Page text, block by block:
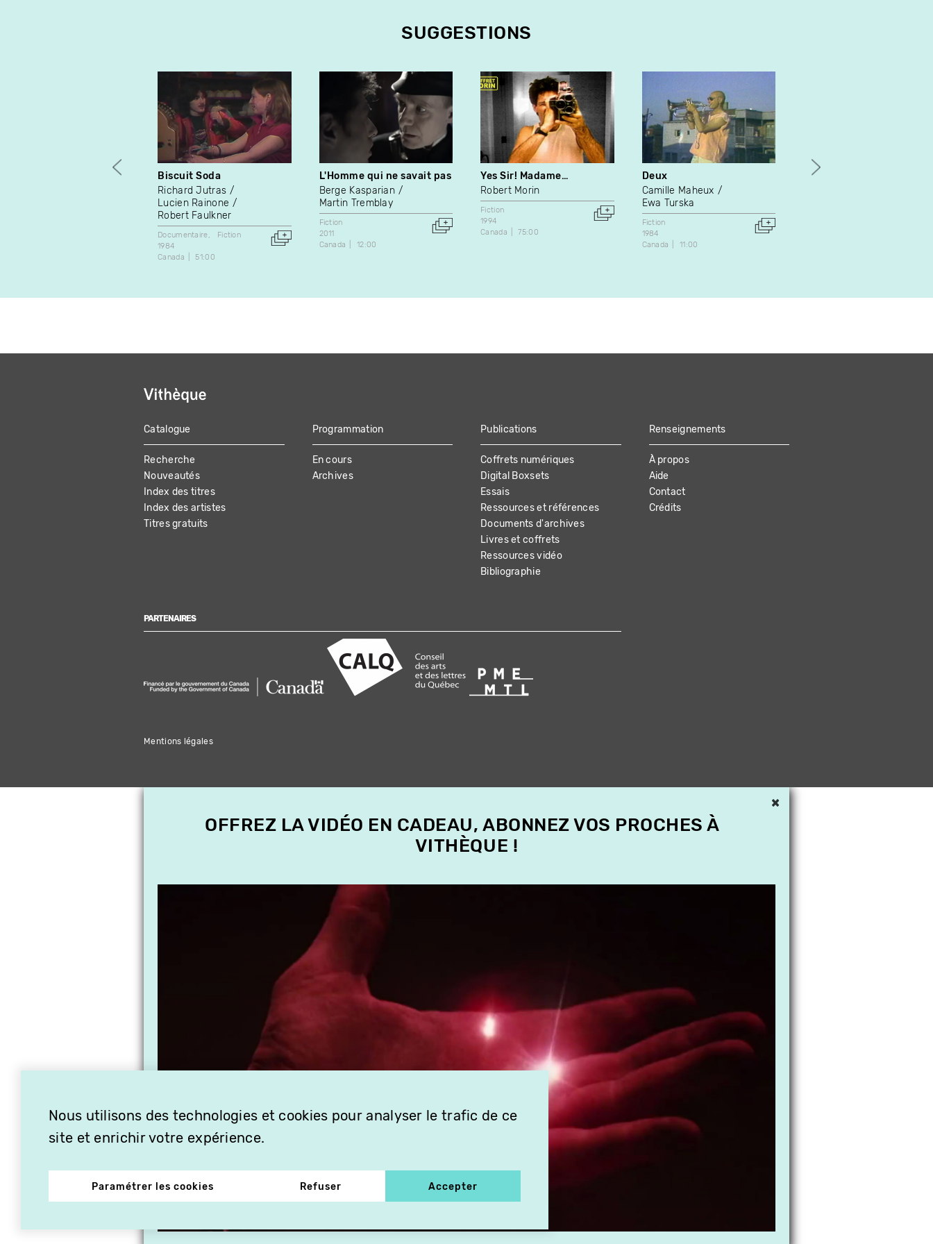
SUGGESTIONS
Biscuit Soda
Richard Jutras
Lucien Rainone
Robert Faulkner
Documentaire
Fiction
1984
Canada
51:00
L'Homme qui ne savait pas
Berge Kasparian
Martin Tremblay
Fiction
2011
Canada
12:00
Yes Sir! Madame…
Robert Morin
Fiction
1994
Canada
75:00
Deux
Camille Maheux
Ewa Turska
Fiction
1984
Canada
11:00
Cébastien - Fiction 01
MAIN
NAVIGATION
Catalogue
Recherche
Nouveautés
Index des titres
Index des artistes
Titres gratuits
Programmation
En cours
Archives
Publications
Coffrets numériques
Digital Boxsets
Essais
Ressources et références
Documents d'archives
Livres et coffrets
Ressources vidéo
Bibliographie
Renseignements
À propos
Aide
Contact
Crédits
PARTENAIRES
Mentions légales
Nous utilisons des technologies et cookies pour analyser le trafic de ce
site et enrichir votre expérience.
Paramétrer les cookies Refuser Accepter
×
OFFREZ LA VIDÉO EN CADEAU, ABONNEZ VOS PROCHES À
VITHÈQUE !